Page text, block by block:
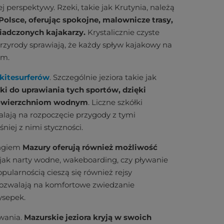
Rzeki, takie jak Krutynia, należą
oferując spokojne, malownicze trasy,
kajakarzy. Krystalicznie czyste
sprawiają, że każdy spływ kajakowy na
. Szczególnie jeziora takie jak
do uprawiania tych sportów, dzięki
wodnym. Liczne szkółki
na rozpoczęcie przygody z tymi
z nimi styczności.
Mazury oferują również możliwość
narty wodne, wakeboarding, czy pływanie
cieszą się również rejsy
na komfortowe zwiedzanie
Mazurskie jeziora kryją w swoich